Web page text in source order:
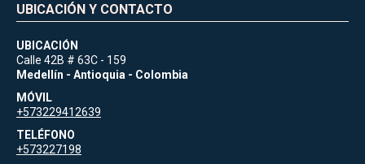
UBICACIÓN Y CONTACTO
UBICACIÓN
Calle 42B # 63C - 159
Medellín - Antioquia - Colombia
MÓVIL
+573229412639
TELÉFONO
+573227198